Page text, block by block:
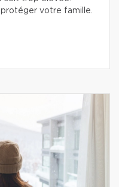
votre famille.